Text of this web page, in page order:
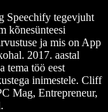
Speechify tegevjuht
kõnesünteesi
ja mis on App
2017. aastal
tema töö eest
inimestele. Cliff
Mag, Entrepreneur,